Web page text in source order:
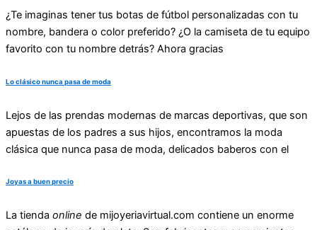
¿Te imaginas tener tus botas de fútbol personalizadas con tu
nombre, bandera o color preferido? ¿O la camiseta de tu equipo
favorito con tu nombre detrás? Ahora gracias
Lo clásico nunca pasa de moda
Lejos de las prendas modernas de marcas deportivas, que son
apuestas de los padres a sus hijos, encontramos la moda
clásica que nunca pasa de moda, delicados baberos con el
Joyas a buen precio
La tienda online de mijoyeriavirtual.com contiene un enorme